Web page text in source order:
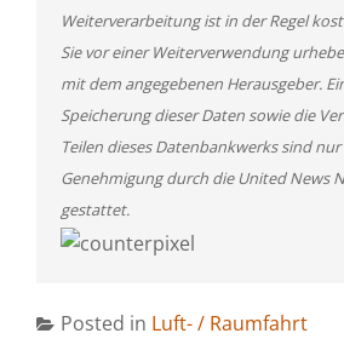
Weiterverarbeitung ist in der Regel
Sie vor einer Weiterverwendung
mit dem angegebenen Herausgeber.
Speicherung dieser Daten sowie die
Teilen dieses Datenbankwerks sind
Genehmigung durch die United News
gestattet.
Posted in Luft- / Raumfahrt